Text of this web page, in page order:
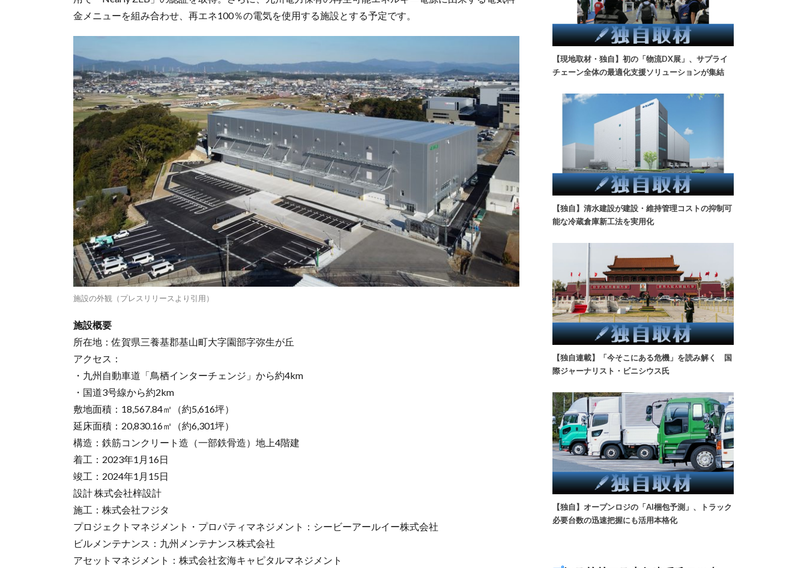
金メニューを組み合わせ、再エネ100％の電気を使用する施設とする予定です。
施設の外観（プレスリリースより引用）
施設概要
所在地：佐賀県三養基郡基山町大字園部字弥生が丘
アクセス：
・九州自動車道「鳥栖インターチェンジ」から約4km
・国道3号線から約2km
敷地面積：18,567.84㎡（約5,616坪）
延床面積：20,830.16㎡（約6,301坪）
構造：鉄筋コンクリート造（一部鉄骨造）地上4階建
着工：2023年1月16日
竣工：2024年1月15日
設計 株式会社梓設計
施工：株式会社フジタ
プロジェクトマネジメント・プロパティマネジメント：シービーアールイー株式会社
ビルメンテナンス：九州メンテナンス株式会社
アセットマネジメント：株式会社玄海キャピタルマネジメント
【現地取材・独自】初の「物流DX展」、サプライ
チェーン全体の最適化支援ソリューションが集結
【独自】清水建設が建設・維持管理コストの抑制可
能な冷蔵倉庫新工法を実用化
【独自連載】「今そこにある危機」を読み解く 国
際ジャーナリスト・ビニシウス氏
【独自】オープンロジの「AI梱包予測」、トラック
必要台数の迅速把握にも活用本格化